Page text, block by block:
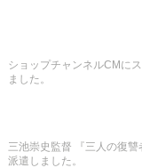
ショップチャンネルCMに
ました。
三池崇史監督 『三人の復
派遣しました。